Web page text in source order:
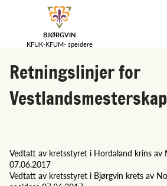
BJØRGVIN
KFUK-KFUM- speidere
Retningslinjer for
Vedtatt av kretsstyret i Hordaland krins av
07.06.2017
Vedtatt av kretsstyret i Bjørgvin krets av